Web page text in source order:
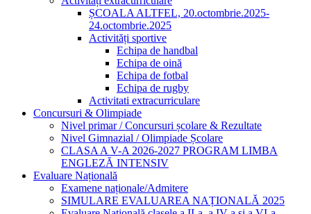
ȘCOALA ALTFEL, 20.octombrie.2025-
24.octombrie.2025
Activități sportive
Echipa de handbal
Echipa de oină
Echipa de fotbal
Echipa de rugby
Activitati extracurriculare
Concursuri & Olimpiade
Nivel primar / Concursuri școlare & Rezultate
Nivel Gimnazial / Olimpiade Școlare
CLASA A V-A 2026-2027 PROGRAM LIMBA
ENGLEZĂ INTENSIV
Evaluare Națională
Examene naționale/Admitere
SIMULARE EVALUAREA NAȚIONALĂ 2025